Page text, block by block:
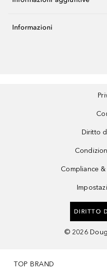
Informazioni
Diritto
Compliance
DIRITTO
© 2026
TOP BRAND